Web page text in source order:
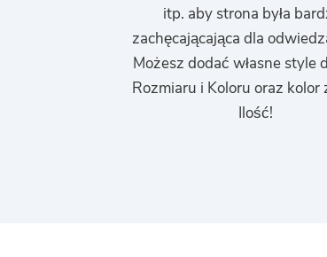
itp. aby strona była
zachęcającająca dla
Możesz dodać własne style
Rozmiaru i Koloru oraz kolor
Ilość!